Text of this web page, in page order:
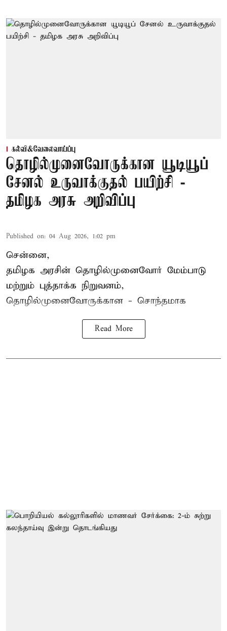
கல்வி&வேலைவாய்ப்பு
தொழில்முனைவோருக்கான யூடியூப்
சேனல் உருவாக்குதல் பயிற்சி -
தமிழக அரசு அறிவிப்பு
Published on: 04 Aug 2026, 1:02 pm
சென்னை,
தமிழக அரசின் தொழில்முனைவோர் மேம்பாடு
மற்றும் புத்தாக்க நிறுவனம்,
தொழில்முனைவோருக்கான - சொந்தமாக
Read More